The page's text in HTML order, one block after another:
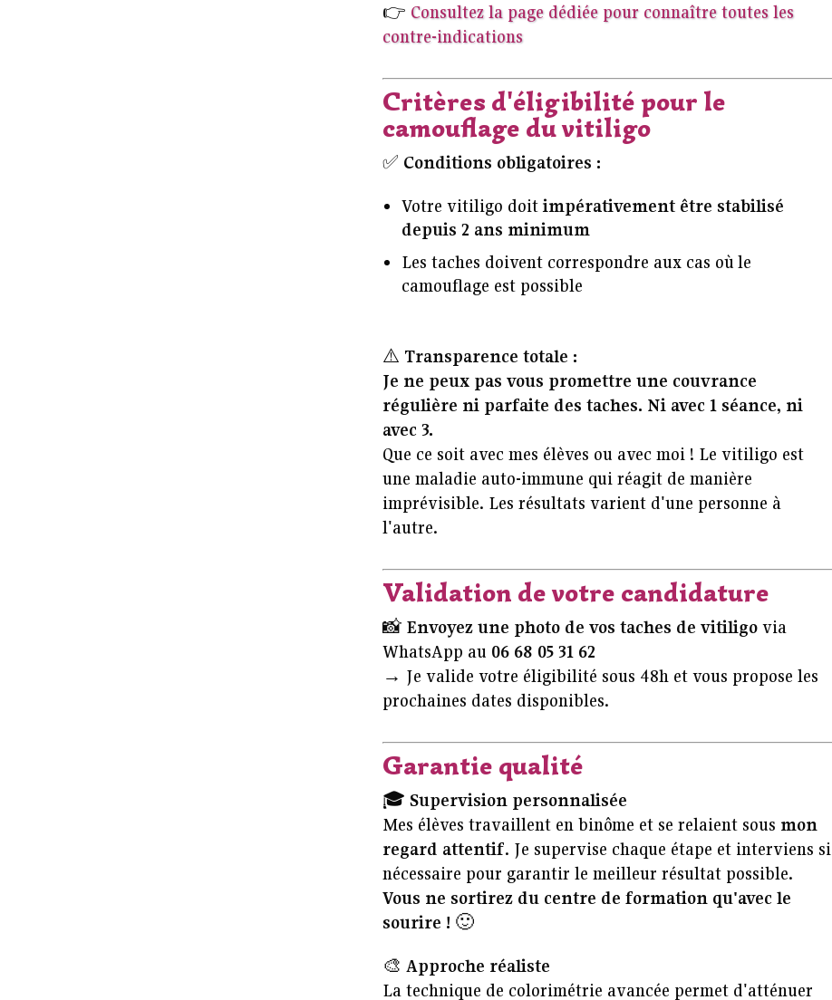
👉 Consultez la page dédiée pour connaître toutes les
contre-indications
Critères d'éligibilité pour le
camouflage du vitiligo
✅ Conditions obligatoires :
Votre vitiligo doitimpérativement être stabilisé
depuis 2 ans minimum
Les taches doivent correspondre aux cas où le
camouflage est possible
⚠️ Transparence totale :
Je ne peux pas vous promettre une couvrance
régulière ni parfaite des taches. Ni avec 1 séance, ni
avec 3.
Que ce soit avec mes élèves ou avec moi ! Le vitiligo est
une maladie auto-immune qui réagit de manière
imprévisible. Les résultats varient d'une personne à
l'autre.
Validation de votre candidature
📸 Envoyez une photo de vos taches de vitiligo via
WhatsApp au 06 68 05 31 62
→ Je valide votre éligibilité sous 48h et vous propose les
prochaines dates disponibles.
Garantie qualité
🎓 Supervision personnalisée
Mes élèves travaillent en binôme et se relaient sous mon
regard attentif. Je supervise chaque étape et interviens si
nécessaire pour garantir le meilleur résultat possible.
Vous ne sortirez du centre de formation qu'avec le
sourire ! 🙂
🎨 Approche réaliste
La technique de colorimétrie avancée permet d'atténuer